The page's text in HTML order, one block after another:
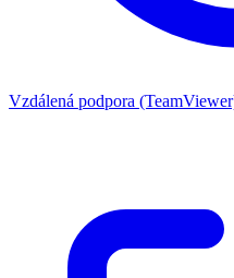
Vzdálená podpora